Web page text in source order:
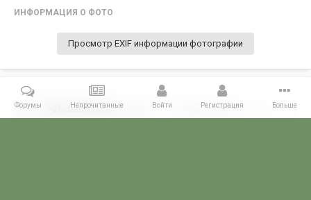
ИНФОРМАЦИЯ О ФОТО
Просмотр EXIF информации фотографии
Поделиться Подписчики 0
Форумы Непрочитанные Войти Регистрация Больше